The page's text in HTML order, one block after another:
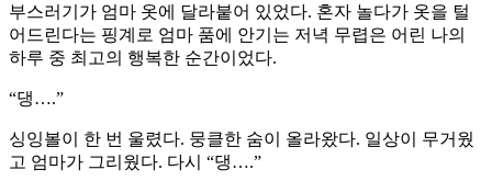
부스러기가 엄마 옷에 달라붙어 있었다. 혼자 놀다가 옷을 털
어드린다는 핑계로 엄마 품에 안기는 저녁 무렵은 어린 나의
하루 중 최고의 행복한 순간이었다.
“댕….”
싱잉볼이 한 번 울렸다. 뭉클한 숨이 올라왔다. 일상이 무거웠
고 엄마가 그리웠다. 다시 “댕….”